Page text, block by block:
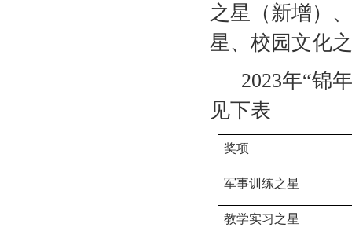
之星（新增）
星、校园文化
2023年“锦
见下表
奖项
军事训练之星
教学实习之星